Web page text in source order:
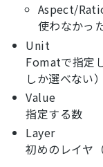
Aspect/
使わなかっ
Unit
Fomatで指定
しか選べない）
Value
指定する数
Layer
初めのレイヤ